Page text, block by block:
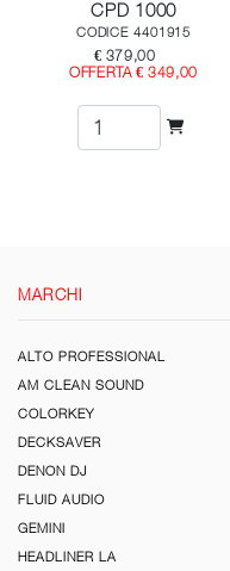
CPD 1000
CODICE 4401915
€ 379,00
OFFERTA € 349,00
MARCHI
ALTO PROFESSIONAL
AM CLEAN SOUND
COLORKEY
DECKSAVER
DENON DJ
FLUID AUDIO
GEMINI
HEADLINER LA